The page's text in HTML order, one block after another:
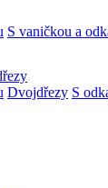
S vaničkou a
Dvojdřezy S